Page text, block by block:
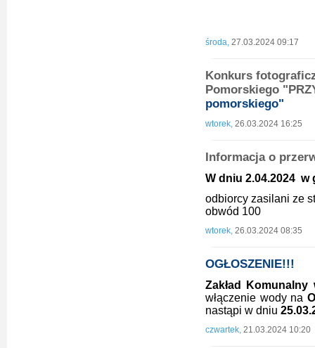
środa, 27.03.2024 09:17
Konkurs
Pomorskiego
pomorskiego"
wtorek, 26.03.2024 16:25
Informacja o
W dniu 2.04.2024 w
odbiorcy zasilani ze
obwód 100
wtorek, 26.03.2024 08:35
OGŁOSZENIE!!!
Zakład
włączenie wody na
nastąpi w dniu
czwartek, 21.03.2024 10:20